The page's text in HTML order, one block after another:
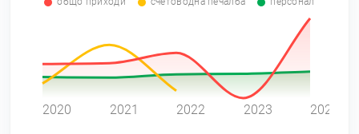
2020 2021 2022 2023 2024